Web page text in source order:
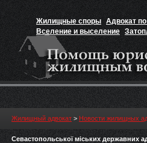
Жилищные споры Адвокат
Вселение и выселение
Признание прав на жильё
Жилищный адвокат > Новости жилищных
Севастопольської міських державних